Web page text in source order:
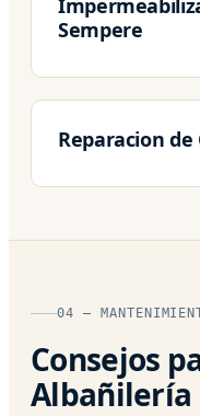
Sempere
Reparacion
04 —
Consejos
Albañilería